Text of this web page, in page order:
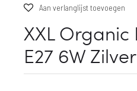
Aan verlanglijst toevoegen
XXL Organic
E27 6W Zilver